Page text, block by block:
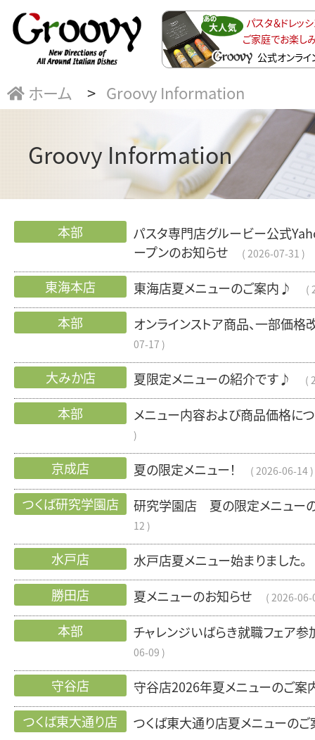
公式オンライ
パスタ＆ドレッ
ご家庭でお楽し
ホーム Groovy Information
Groovy Information
本部
パスタ専門店グルービー公式
ープンのお知らせ
2026-07-31
東海本店 東海店夏メニューのご案内♪
本部 オンラインストア商品、一部価格
07-17
大みか店 夏限定メニューの紹介です♪
本部 メニュー内容および商品価格に
京成店 夏の限定メニュー！ 2026-06-14
つくば研究学園店 研究学園店 夏の限定メニュー
12
水戸店
水戸店夏メニュー始まりました。
勝田店
夏メニューのお知らせ 2026-06-
本部 チャレンジいばらき就職フェア参
06-09
守谷店
守谷店2026年夏メニューのご
つくば東大通り店
つくば東大通り店夏メニューの